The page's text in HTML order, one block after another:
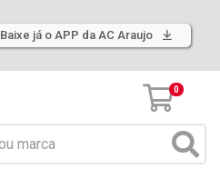
Baixe já o APP da AC Araujo
0